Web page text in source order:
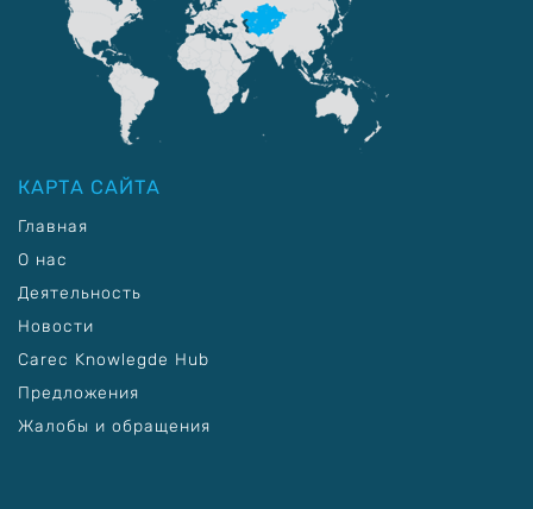
КАРТА САЙТА
Главная
О нас
Деятельность
Новости
Carec Knowlegde Hub
Предложения
Жалобы и обращения